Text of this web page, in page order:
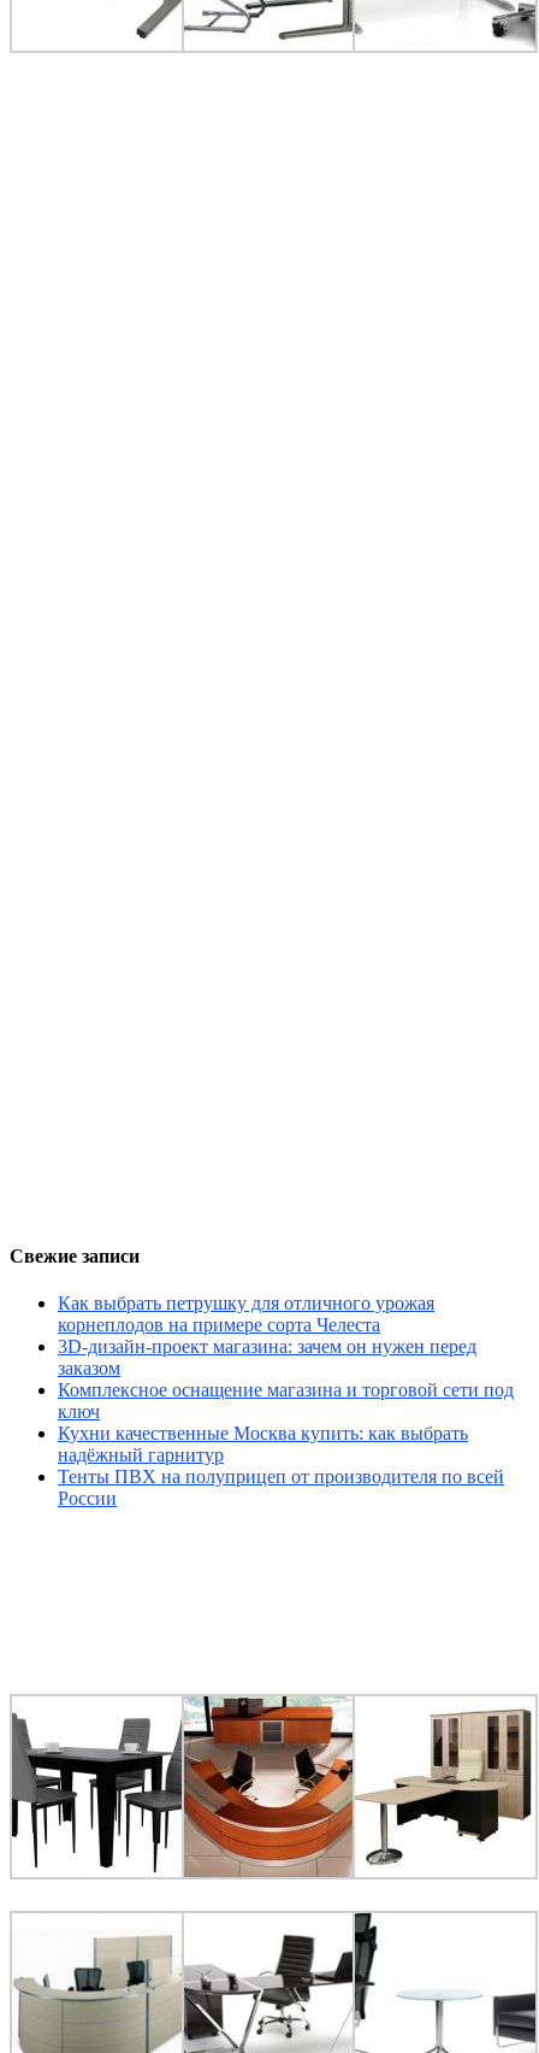
Свежие записи
Как выбрать петрушку для отличного урожая
корнеплодов на примере сорта Челеста
3D-дизайн-проект магазина: зачем он нужен перед
заказом
Комплексное оснащение магазина и торговой сети под
ключ
Кухни качественные Москва купить: как выбрать
надёжный гарнитур
Тенты ПВХ на полуприцеп от производителя по всей
России